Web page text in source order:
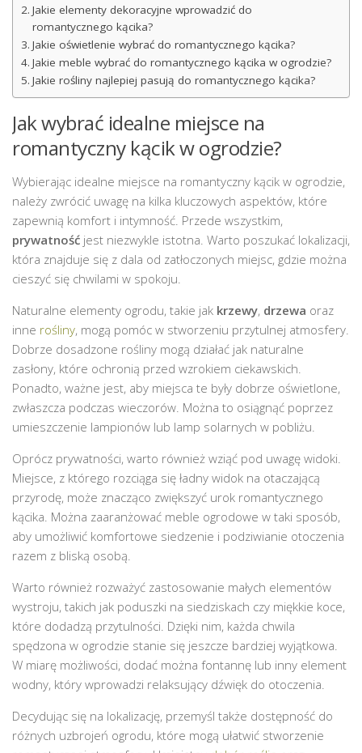
Jakie elementy dekoracyjne wprowadzić do
romantycznego kącika?
Jakie oświetlenie wybrać do romantycznego kącika?
Jakie meble wybrać do romantycznego kącika w ogrodzie?
Jakie rośliny najlepiej pasują do romantycznego kącika?
Jak wybrać idealne miejsce na
romantyczny kącik w ogrodzie?
Wybierając idealne miejsce na romantyczny kącik w ogrodzie,
należy zwrócić uwagę na kilka kluczowych aspektów, które
zapewnią komfort i intymność. Przede wszystkim,
prywatność jest niezwykle istotna. Warto poszukać lokalizacji,
która znajduje się z dala od zatłoczonych miejsc, gdzie można
cieszyć się chwilami w spokoju.
Naturalne elementy ogrodu, takie jak krzewy, drzewa oraz
inne rośliny, mogą pomóc w stworzeniu przytulnej atmosfery.
Dobrze dosadzone rośliny mogą działać jak naturalne
zasłony, które ochronią przed wzrokiem ciekawskich.
Ponadto, ważne jest, aby miejsca te były dobrze oświetlone,
zwłaszcza podczas wieczorów. Można to osiągnąć poprzez
umieszczenie lampionów lub lamp solarnych w pobliżu.
Oprócz prywatności, warto również wziąć pod uwagę widoki.
Miejsce, z którego rozciąga się ładny widok na otaczającą
przyrodę, może znacząco zwiększyć urok romantycznego
kącika. Można zaaranżować meble ogrodowe w taki sposób,
aby umożliwić komfortowe siedzenie i podziwianie otoczenia
razem z bliską osobą.
Warto również rozważyć zastosowanie małych elementów
wystroju, takich jak poduszki na siedziskach czy miękkie koce,
które dodadzą przytulności. Dzięki nim, każda chwila
spędzona w ogrodzie stanie się jeszcze bardziej wyjątkowa.
W miarę możliwości, dodać można fontannę lub inny element
wodny, który wprowadzi relaksujący dźwięk do otoczenia.
Decydując się na lokalizację, przemyśl także dostępność do
różnych uzbrojeń ogrodu, które mogą ułatwić stworzenie